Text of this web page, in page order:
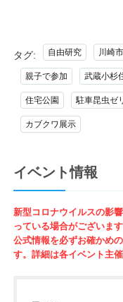
タグ: 自由研究 川崎市
親子で参加 武蔵小杉
住宅公園 駐車昆虫ゼ
カブクワ展示
イベント情報
新型コロナウイルスの影
っている場合がございます
公式情報を必ずお確かめ
す。詳細は各イベント主